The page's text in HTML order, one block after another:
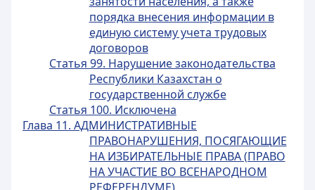
порядка внесения информации в
единую систему учета трудовых
договоров
Статья 99. Нарушение законодательства
Республики Казахстан о
государственной службе
Статья 100. Исключена
Глава 11. АДМИНИСТРАТИВНЫЕ
ПРАВОНАРУШЕНИЯ, ПОСЯГАЮЩИЕ
НА ИЗБИРАТЕЛЬНЫЕ ПРАВА (ПРАВО
НА УЧАСТИЕ ВО ВСЕНАРОДНОМ